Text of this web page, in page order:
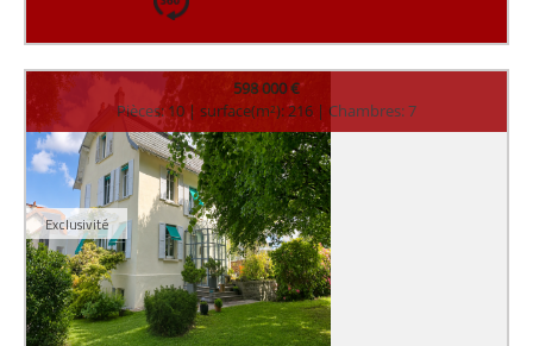
598 000 €
Pièces: 10 | surface(m²): 216 | Chambres: 7
Exclusivité